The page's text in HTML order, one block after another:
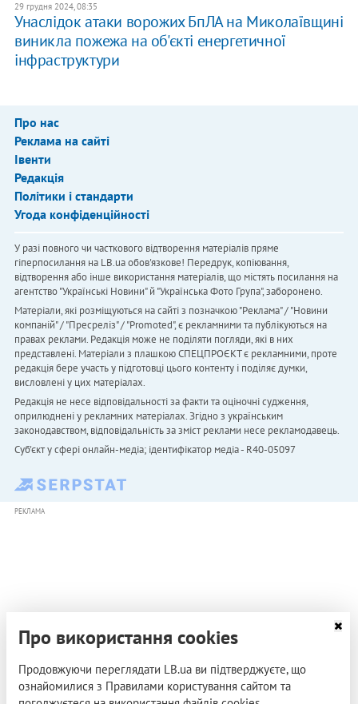
29 грудня 2024, 08:35
Унаслідок атаки ворожих БпЛА на Миколаївщині
виникла пожежа на об'єкті енергетичної
інфраструктури
Про нас
Реклама на сайті
Івенти
Редакція
Політики і стандарти
Угода конфіденційності
У разі повного чи часткового відтворення матеріалів пряме
гіперпосилання на LB.ua обов'язкове! Передрук, копіювання,
відтворення або інше використання матеріалів, що містять посилання на
агентство "Українськi Новини" й "Українська Фото Група", заборонено.
Матеріали, які розміщуються на сайті з позначкою "Реклама" / "Новини
компаній" / "Пресреліз" / "Promoted", є рекламними та публікуються на
правах реклами. Редакція може не поділяти погляди, які в них
представлені. Матеріали з плашкою СПЕЦПРОЄКТ є рекламними, проте
редакція бере участь у підготовці цього контенту і поділяє думки,
висловлені у цих матеріалах.
Редакція не несе відповідальності за факти та оціночні судження,
оприлюднені у рекламних матеріалах. Згідно з українським
законодавством, відповідальність за зміст реклами несе рекламодавець.
Cуб'єкт у сфері онлайн-медіа; ідентифікатор медіа - R40-05097
РЕКЛАМА
Про використання cookies
Продовжуючи переглядати LB.ua ви підтверджуєте, що
ознайомилися з Правилами користування сайтом та